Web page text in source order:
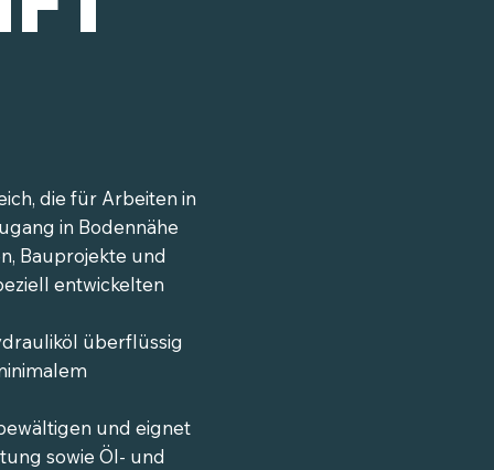
die für Arbeiten in
in Bodennähe
Bauprojekte und
entwickelten
überflüssig
und eignet
sowie Öl- und